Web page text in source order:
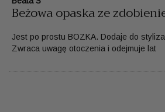
Beżowa opaska ze
Jest po prostu BOZKA. Dodaje do
Zwraca uwagę otoczenia i odejmuje lat